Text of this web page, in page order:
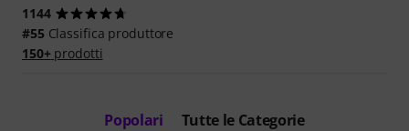
1144
#55 Classifica produttore
150+prodotti
Popolari Tutte le Categorie